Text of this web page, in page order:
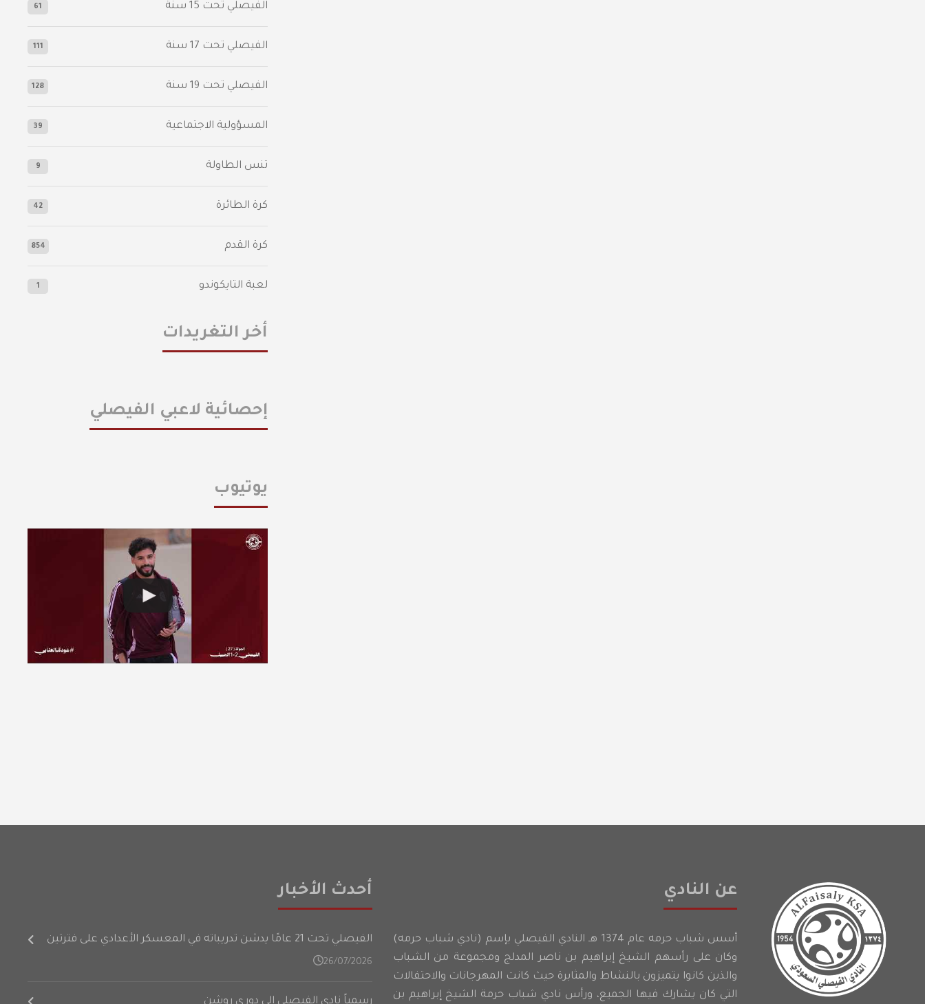
الفيصلي‬⁩ تحت 15 سنة 61
‫الفيصلي‬⁩ تحت 17 سنة 111
الفيصلي‬⁩ تحت 19 سنة 128
المسؤولية الاجتماعية 39
تنس الطاولة 9
كرة الطائرة 42
كرة القدم 854
لعبة التايكوندو 1
أخر التغريدات
إحصائية لاعبي الفيصلي
يوتيوب
عن النادي
أسس شباب حرمه عام 1374 هـ النادي الفيصلي بإسم (نادي شباب حرمه)
وكان على رأسهم الشيخ إبراهيم بن ناصر المدلج ومجموعة من الشباب
والذين كانوا يتميزون بالنشاط والمثابرة حيث كانت المهرجانات والاحتفالات
التي كان يشارك فيها الجميع، ورأس نادي شباب حرمة الشيخ إبراهيم بن
أحدث الأخبار
الفيصلي تحت 21 عامًا يدشن تدريباته في المعسكر الأعدادي على فترتين
26/07/2026
رسمياً نادي الفيصلي إلى دوري روشن